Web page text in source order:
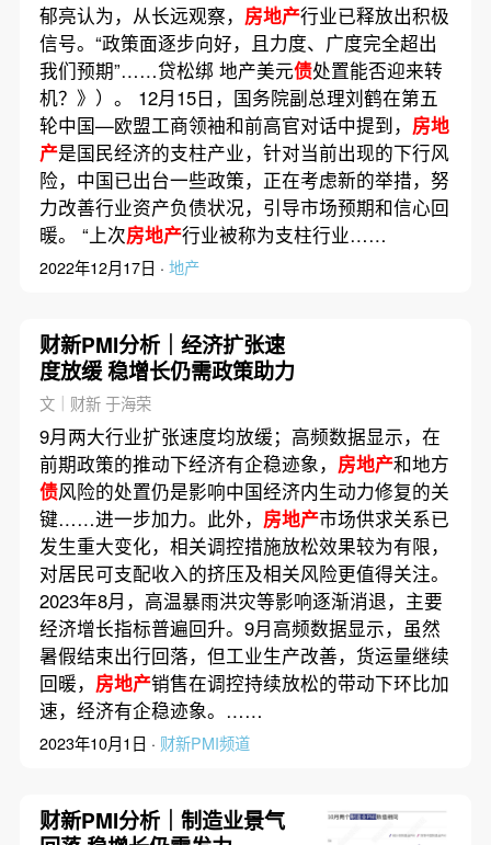
郁亮认为，从长远观察， 房地产行业已释放出积极
信号。“政策面逐步向好，且力度、广度完全超出
我们预期”……贷松绑 地产美元债处置能否迎来转
机？》）。 12月15日，国务院副总理刘鹤在第五
轮中国—欧盟工商领袖和前高官对话中提到， 房地
产是国民经济的支柱产业，针对当前出现的下行风
险，中国已出台一些政策，正在考虑新的举措，努
力改善行业资产负债状况，引导市场预期和信心回
暖。 “上次房地产行业被称为支柱行业……
2022年12月17日 · 地产
财新PMI分析｜经济扩张速
度放缓 稳增长仍需政策助力
文｜财新 于海荣
9月两大行业扩张速度均放缓；高频数据显示，在
前期政策的推动下经济有企稳迹象， 房地产和地方
债风险的处置仍是影响中国经济内生动力修复的关
键……进一步加力。此外， 房地产市场供求关系已
发生重大变化，相关调控措施放松效果较为有限，
对居民可支配收入的挤压及相关风险更值得关注。
2023年8月，高温暴雨洪灾等影响逐渐消退，主要
经济增长指标普遍回升。9月高频数据显示，虽然
暑假结束出行回落，但工业生产改善，货运量继续
回暖， 房地产销售在调控持续放松的带动下环比加
速，经济有企稳迹象。……
2023年10月1日 · 财新PMI频道
财新PMI分析｜制造业景气